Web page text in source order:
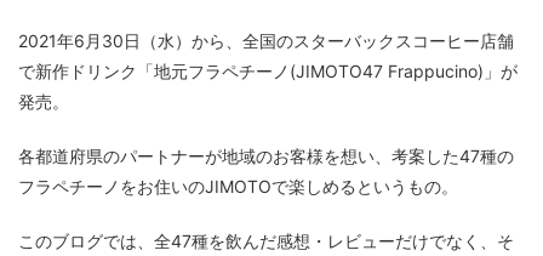
2021年6月30日（水）から、全国のスターバックスコーヒー店舗
で新作ドリンク「地元フラペチーノ(JIMOTO47 Frappucino)」が
発売。
各都道府県のパートナーが地域のお客様を想い、考案した47種の
フラペチーノをお住いのJIMOTOで楽しめるというもの。
このブログでは、全47種を飲んだ感想・レビューだけでなく、そ